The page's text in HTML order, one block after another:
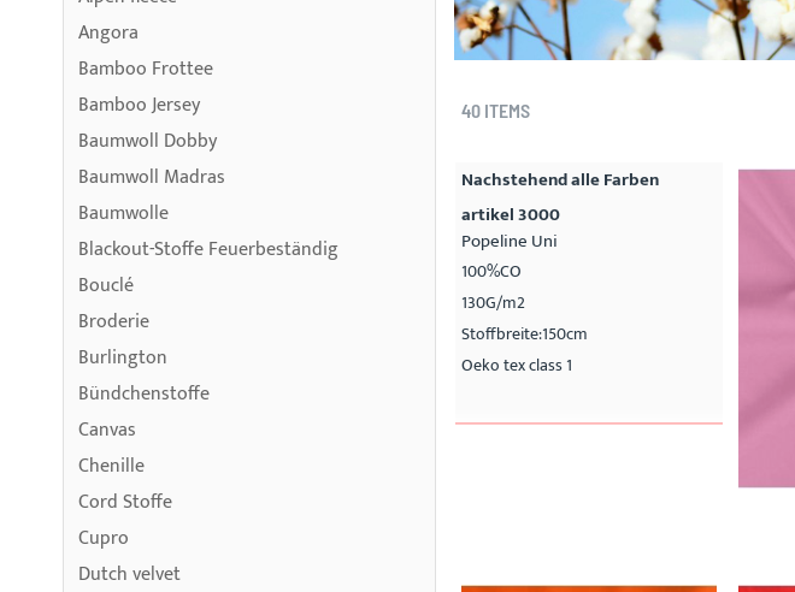
40 ITEMS
Nachstehend alle Farben
artikel 3000
Popeline Uni
100%CO
130G/m2
Stoffbreite:150cm
Oeko tex class 1
Angora
Bamboo Frottee
Bamboo Jersey
Baumwoll Dobby
Baumwoll Madras
Baumwolle
Blackout-Stoffe Feuerbeständig
Bouclé
Broderie
Burlington
Bündchenstoffe
Canvas
Chenille
Cord Stoffe
Cupro
Dutch velvet